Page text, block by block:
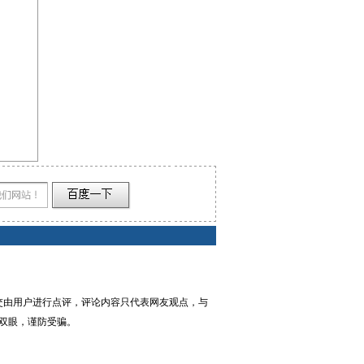
用户进行点评，评论内容只代表网友观点，与
，谨防受骗。